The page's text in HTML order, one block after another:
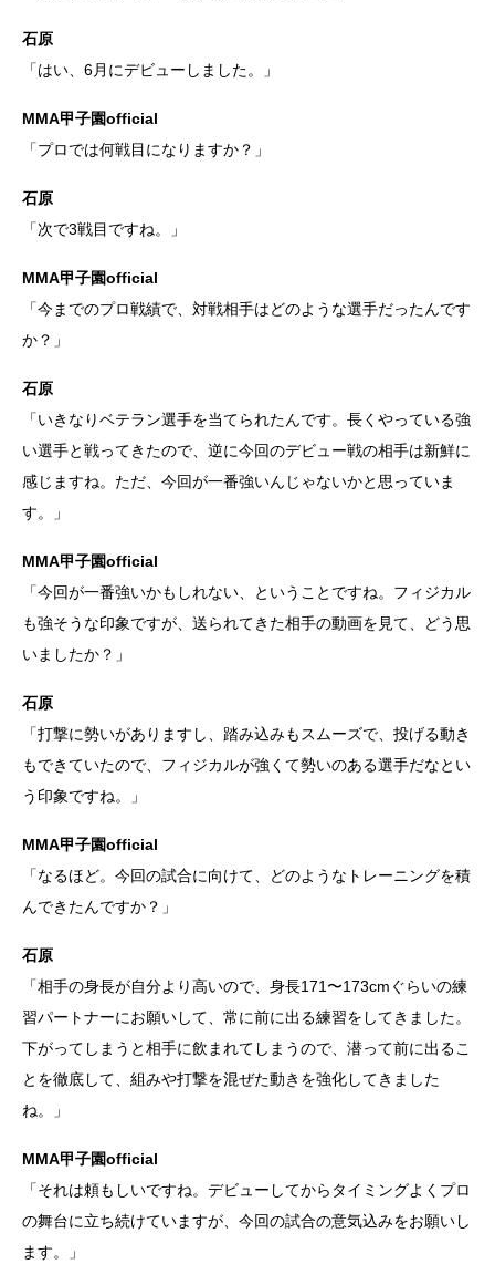
石原
「はい、6月にデビューしました。」
MMA甲子園official
「プロでは何戦目になりますか？」
石原
「次で3戦目ですね。」
MMA甲子園official
「今までのプロ戦績で、対戦相手はどのような選手だったんです
か？」
石原
「いきなりベテラン選手を当てられたんです。長くやっている強
い選手と戦ってきたので、逆に今回のデビュー戦の相手は新鮮に
感じますね。ただ、今回が一番強いんじゃないかと思っていま
す。」
MMA甲子園official
「今回が一番強いかもしれない、ということですね。フィジカル
も強そうな印象ですが、送られてきた相手の動画を見て、どう思
いましたか？」
石原
「打撃に勢いがありますし、踏み込みもスムーズで、投げる動き
もできていたので、フィジカルが強くて勢いのある選手だなとい
う印象ですね。」
MMA甲子園official
「なるほど。今回の試合に向けて、どのようなトレーニングを積
んできたんですか？」
石原
「相手の身長が自分より高いので、身長171〜173cmぐらいの練
習パートナーにお願いして、常に前に出る練習をしてきました。
下がってしまうと相手に飲まれてしまうので、潜って前に出るこ
とを徹底して、組みや打撃を混ぜた動きを強化してきました
ね。」
MMA甲子園official
「それは頼もしいですね。デビューしてからタイミングよくプロ
の舞台に立ち続けていますが、今回の試合の意気込みをお願いし
ます。」